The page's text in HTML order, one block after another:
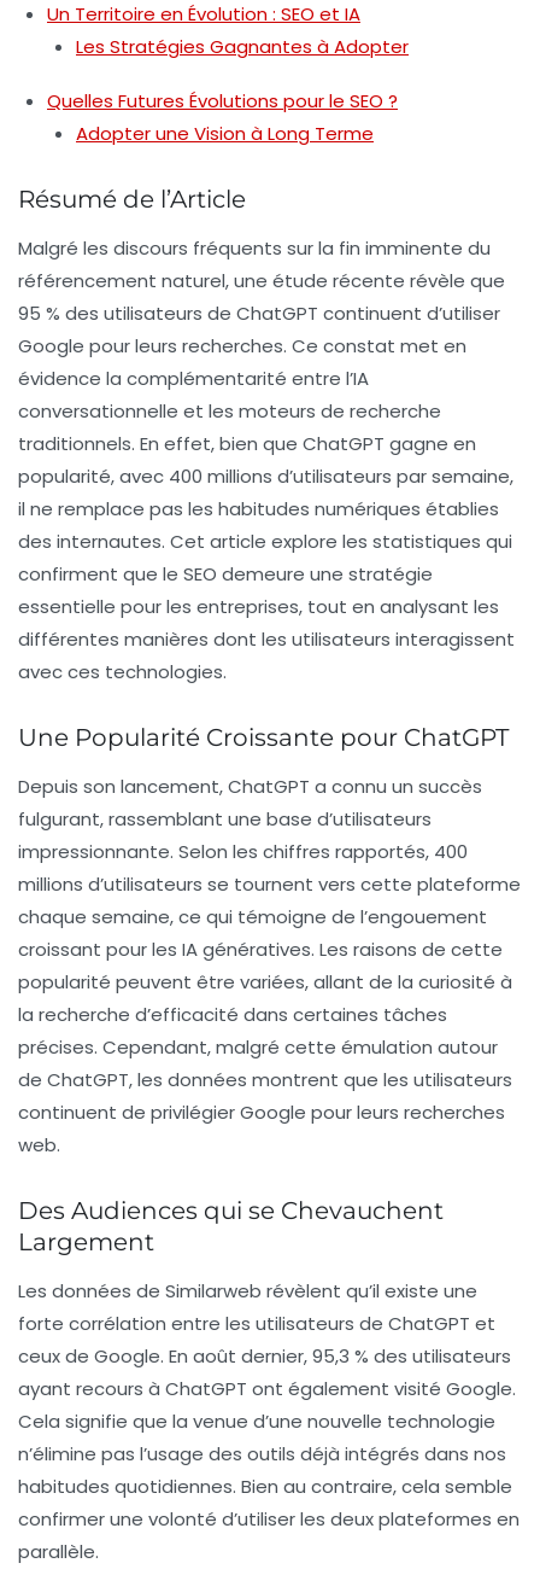
Un Territoire en Évolution : SEO et IA
Les Stratégies Gagnantes à Adopter
Quelles Futures Évolutions pour le SEO ?
Adopter une Vision à Long Terme
Résumé de l’Article
Malgré les discours fréquents sur la fin imminente du
référencement naturel, une étude récente révèle que
95 % des utilisateurs de ChatGPT continuent d’utiliser
Google pour leurs recherches. Ce constat met en
évidence la complémentarité entre l’IA
conversationnelle et les moteurs de recherche
traditionnels. En effet, bien que ChatGPT gagne en
popularité, avec 400 millions d’utilisateurs par semaine,
il ne remplace pas les habitudes numériques établies
des internautes. Cet article explore les statistiques qui
confirment que le SEO demeure une stratégie
essentielle pour les entreprises, tout en analysant les
différentes manières dont les utilisateurs interagissent
avec ces technologies.
Une Popularité Croissante pour ChatGPT
Depuis son lancement, ChatGPT a connu un succès
fulgurant, rassemblant une base d’utilisateurs
impressionnante. Selon les chiffres rapportés, 400
millions d’utilisateurs se tournent vers cette plateforme
chaque semaine, ce qui témoigne de l’engouement
croissant pour les IA génératives. Les raisons de cette
popularité peuvent être variées, allant de la curiosité à
la recherche d’efficacité dans certaines tâches
précises. Cependant, malgré cette émulation autour
de ChatGPT, les données montrent que les utilisateurs
continuent de privilégier Google pour leurs recherches
web.
Des Audiences qui se Chevauchent
Largement
Les données de Similarweb révèlent qu’il existe une
forte corrélation entre les utilisateurs de ChatGPT et
ceux de Google. En août dernier, 95,3 % des utilisateurs
ayant recours à ChatGPT ont également visité Google.
Cela signifie que la venue d’une nouvelle technologie
n’élimine pas l’usage des outils déjà intégrés dans nos
habitudes quotidiennes. Bien au contraire, cela semble
confirmer une volonté d’utiliser les deux plateformes en
parallèle.